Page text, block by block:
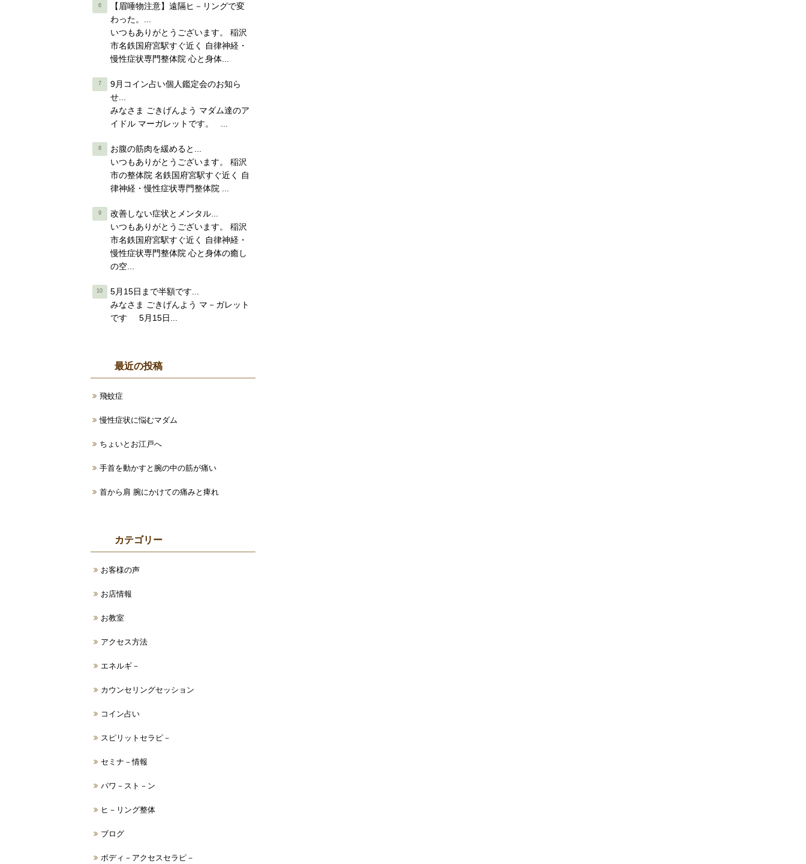
【眉唾物注意】遠隔ヒ－リングで変
わった。...
いつもありがとうございます。 稲沢
市名鉄国府宮駅すぐ近く 自律神経・
慢性症状専門整体院 心と身体...
9月コイン占い個人鑑定会のお知ら
せ...
みなさま ごきげんよう マダム達のア
イドル マーガレットです。 ...
お腹の筋肉を緩めると...
いつもありがとうございます。 稲沢
市の整体院 名鉄国府宮駅すぐ近く 自
律神経・慢性症状専門整体院 ...
改善しない症状とメンタル...
いつもありがとうございます。 稲沢
市名鉄国府宮駅すぐ近く 自律神経・
慢性症状専門整体院 心と身体の癒し
の空...
5月15日まで半額です...
みなさま ごきげんよう マ－ガレット
です 5月15日...
最近の投稿
飛蚊症
慢性症状に悩むマダム
ちょいとお江戸へ
手首を動かすと腕の中の筋が痛い
首から肩 腕にかけての痛みと痺れ
カテゴリー
お客様の声
お店情報
お教室
アクセス方法
エネルギ－
カウンセリングセッション
コイン占い
スピリットセラピ－
セミナ－情報
パワ－スト－ン
ヒ－リング整体
ブログ
ボディ－アクセスセラピ－